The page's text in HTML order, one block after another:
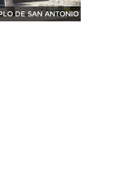
DE SAN ANTONIO